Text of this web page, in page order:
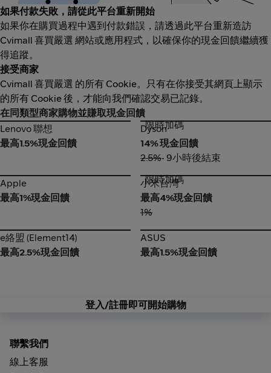
如果付款失敗，請從此平台重新開始
如果你在購買過程中遇到付款錯誤，請透過此平台重新造訪
Cvimall 喜買嚴選 網站或應用程式，以確保你的現金回饋繼續獲
得追蹤。
接受商家
Cvimall 喜買嚴選 的所有 Cookie。只有在你接受其網頁上顯示
的所有 Cookie 後，才能向我們確認交易已記錄。
在同類型商家購物並賺取現金回饋
Lenovo 聯想
Lenovo 聯想
最高1.5%現金回饋
Dyson
限時加碼
Dyson
14% 現金回饋
2.5%• 9小時後結束
Apple
Apple
最高1%現金回饋
小米台灣
限時加碼
小米台灣
最高4%現金回饋
1%
e絡盟 (Element14)
e絡盟 (Element14)
最高2.5%現金回饋
ASUS
ASUS
最高1.5%現金回饋
登入/註冊即可開始購物
聯繫我們
線上客服